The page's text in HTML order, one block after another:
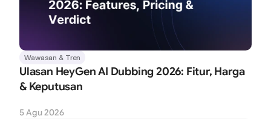
Wawasan & Tren
Ulasan HeyGen AI Dubbing 2026: Fitur, Harga
& Keputusan
5 Agu 2026